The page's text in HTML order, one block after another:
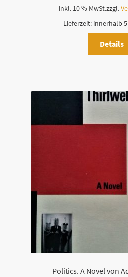
inkl. 10 % MwSt.zzgl.
Lieferzeit: innerhalb
Details
Politics. A Novel von